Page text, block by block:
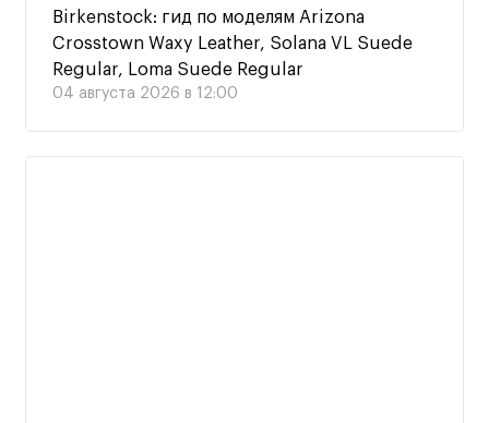
Birkenstock: гид по моделям Arizona
Crosstown Waxy Leather, Solana VL Suede
Regular, Loma Suede Regular
04 августа 2026 в 12:00